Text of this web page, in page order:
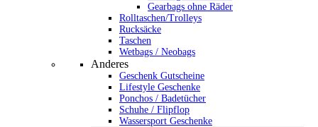
Gearbags ohne Räder
Rolltaschen/Trolleys
Rucksäcke
Taschen
Wetbags / Neobags
Anderes
Geschenk Gutscheine
Lifestyle Geschenke
Ponchos / Badetücher
Schuhe / Flipflop
Wassersport Geschenke